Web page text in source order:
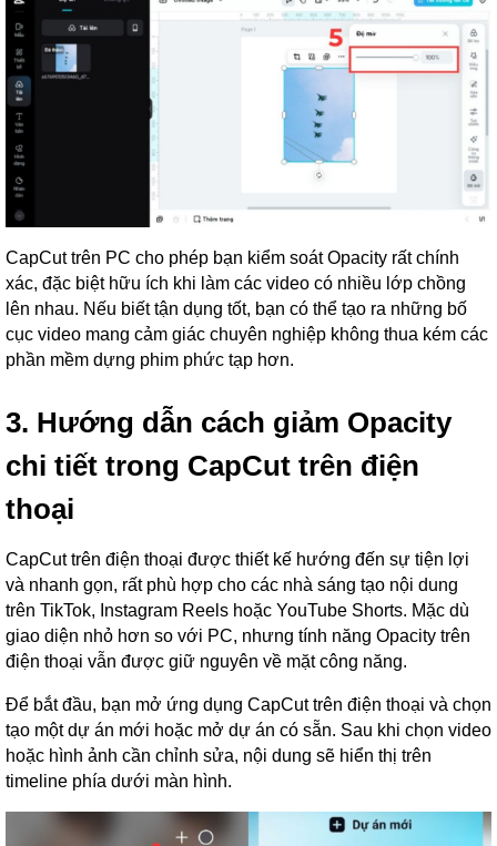
CapCut trên PC cho phép bạn kiểm soát Opacity rất chính
xác, đặc biệt hữu ích khi làm các video có nhiều lớp chồng
lên nhau. Nếu biết tận dụng tốt, bạn có thể tạo ra những bố
cục video mang cảm giác chuyên nghiệp không thua kém các
phần mềm dựng phim phức tạp hơn.
3. Hướng dẫn cách giảm Opacity
chi tiết trong CapCut trên điện
thoại
CapCut trên điện thoại được thiết kế hướng đến sự tiện lợi
và nhanh gọn, rất phù hợp cho các nhà sáng tạo nội dung
trên TikTok, Instagram Reels hoặc YouTube Shorts. Mặc dù
giao diện nhỏ hơn so với PC, nhưng tính năng Opacity trên
điện thoại vẫn được giữ nguyên về mặt công năng.
Để bắt đầu, bạn mở ứng dụng CapCut trên điện thoại và chọn
tạo một dự án mới hoặc mở dự án có sẵn. Sau khi chọn video
hoặc hình ảnh cần chỉnh sửa, nội dung sẽ hiển thị trên
timeline phía dưới màn hình.